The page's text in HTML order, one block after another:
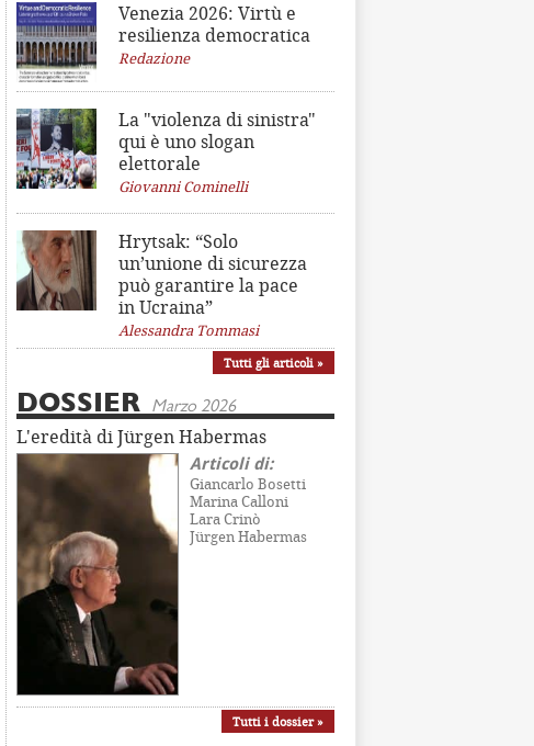
Venezia 2026: Virtù e
resilienza democratica
Redazione
La "violenza di sinistra"
qui è uno slogan
elettorale
Giovanni Cominelli
Hrytsak: “Solo
un’unione di sicurezza
può garantire la pace
in Ucraina”
Alessandra Tommasi
Tutti gli articoli »
DOSSIER Marzo 2026
L'eredità di Jürgen Habermas
Articoli di:
Giancarlo Bosetti
Marina Calloni
Lara Crinò
Jürgen Habermas
Tutti i dossier »